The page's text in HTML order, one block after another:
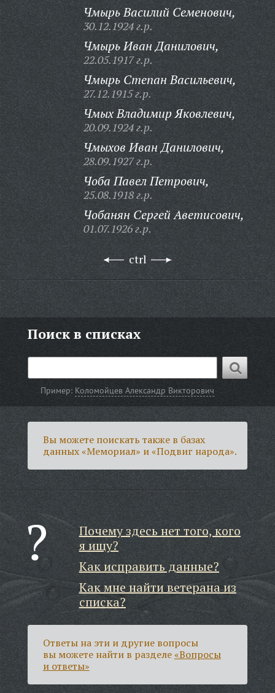
Чмырь Василий Семенович,
30.12.1924 г.р.
Чмырь Иван Данилович,
22.05.1917 г.р.
Чмырь Степан Васильевич,
27.12.1915 г.р.
Чмых Владимир Яковлевич,
20.09.1924 г.р.
Чмыхов Иван Данилович,
28.09.1927 г.р.
Чоба Павел Петрович,
25.08.1918 г.р.
Чобанян Сергей Аветисович,
01.07.1926 г.р.
ctrl
Поиск в списках
Пример: Коломойцев Александр Викторович
Вы можете поискать также в базах
данных «Мемориал» и «Подвиг народа».
Почему здесь нет того, кого
я ищу?
Как исправить данные?
Как мне найти ветерана из
списка?
Ответы на эти и другие вопросы
вы можете найти в разделе«Вопросы
и ответы»